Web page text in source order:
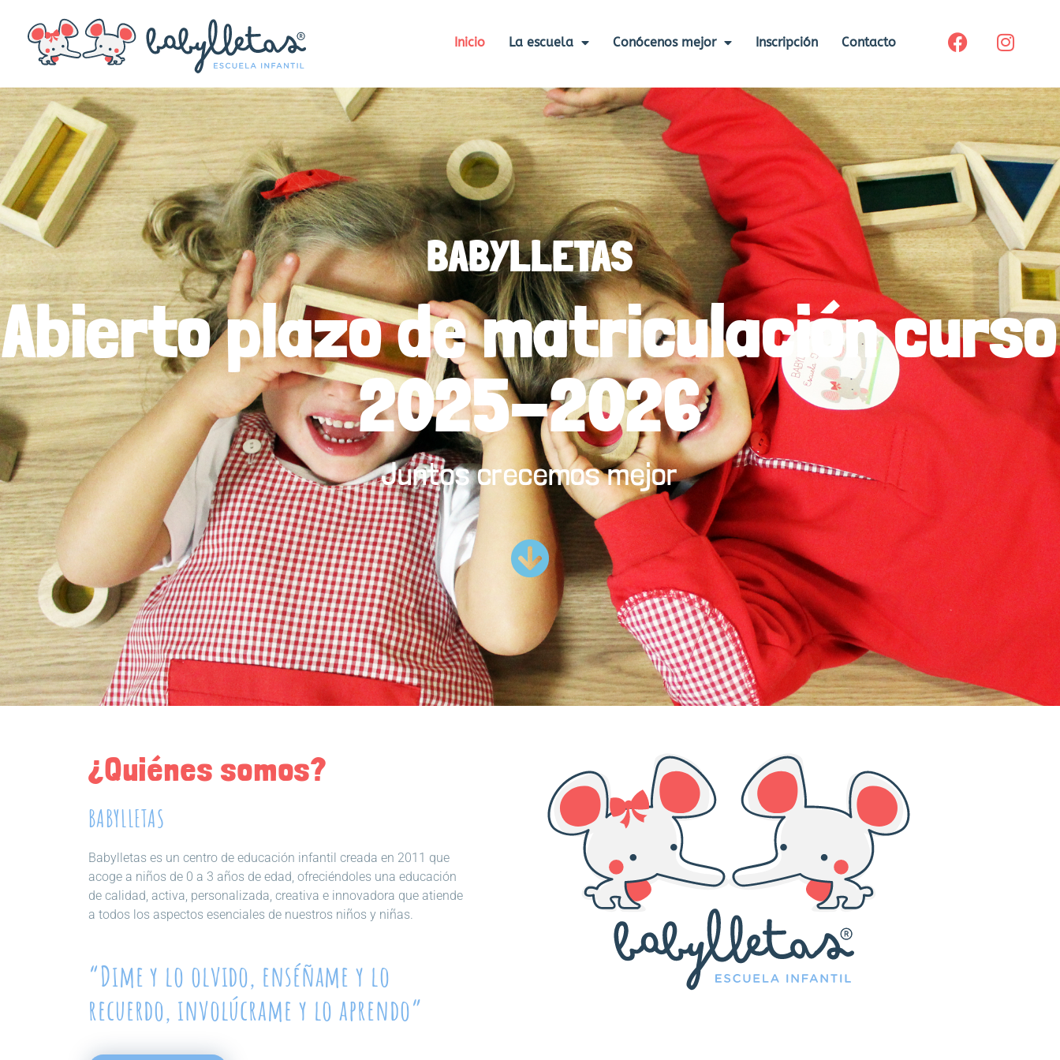
Inicio La escuela Conócenos mejor Inscripción Contacto
BABYLLETAS
Abierto plazo de matriculación curso
2025-2026
Juntos crecemos mejor
¿Quiénes somos?
BABYLLETAS
Babylletas es un centro de educación infantil creada en 2011 que
acoge a niños de 0 a 3 años de edad, ofreciéndoles una educación
de calidad, activa, personalizada, creativa e innovadora que atiende
a todos los aspectos esenciales de nuestros niños y niñas.
“Dime y lo olvido, enséñame y lo
recuerdo, involúcrame y lo aprendo”